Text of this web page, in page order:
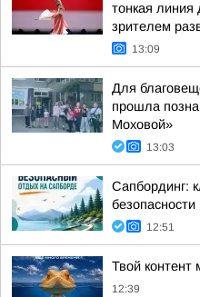
тонкая линия
зрителем
13:09
Для
прошла
Моховой»
13:03
Сапбординг:
12:51
Твой контент
12:39